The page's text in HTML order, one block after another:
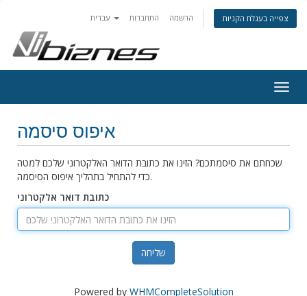
התחברות הרשמה צפייה בעגלת הקניות
איפוס סיסמה
שכחתם את סיסמתכם? הזינו את כתובת הדואר האלקטרוני שלכם למטה
כדי להתחיל בתהליך איפוס הסיסמה.
כתובת דואר אלקטרוני
שליחה
Powered by WHMCompleteSolution